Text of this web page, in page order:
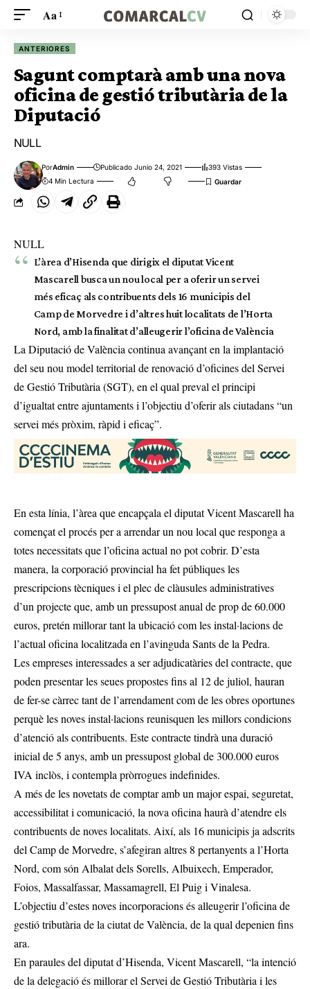
Aa
ANTERIORES
Sagunt comptarà amb una nova
oficina de gestió tributària de la
Diputació
NULL
PorAdmin Publicado Junio 24, 2021
393 Vistas
4 Min Lectura
NULL
L’àrea d’Hisenda que dirigix el diputat Vicent
Mascarell busca un nou local per a oferir un servei
més eficaç als contribuents dels 16 municipis del
Camp de Morvedre i d’altres huit localitats de l’Horta
Nord, amb la finalitat d’alleugerir l’oficina de València
La Diputació de València continua avançant en la implantació
del seu nou model territorial de renovació d’oficines del Servei
de Gestió Tributària (SGT), en el qual preval el principi
d’igualtat entre ajuntaments i l’objectiu d’oferir als ciutadans “un
servei més pròxim, ràpid i eficaç”.
En esta línia, l’àrea que encapçala el diputat Vicent Mascarell ha
començat el procés per a arrendar un nou local que responga a
totes necessitats que l’oficina actual no pot cobrir. D’esta
manera, la corporació provincial ha fet públiques les
prescripcions tècniques i el plec de clàusules administratives
d’un projecte que, amb un pressupost anual de prop de 60.000
euros, pretén millorar tant la ubicació com les instal·lacions de
l’actual oficina localitzada en l’avinguda Sants de la Pedra.
Les empreses interessades a ser adjudicatàries del contracte, que
poden presentar les seues propostes fins al 12 de juliol, hauran
de fer-se càrrec tant de l’arrendament com de les obres oportunes
perquè les noves instal·lacions reunisquen les millors condicions
d’atenció als contribuents. Este contracte tindrà una duració
inicial de 5 anys, amb un pressupost global de 300.000 euros
IVA inclòs, i contempla pròrrogues indefinides.
A més de les novetats de comptar amb un major espai, seguretat,
accessibilitat i comunicació, la nova oficina haurà d’atendre els
contribuents de noves localitats. Així, als 16 municipis ja adscrits
del Camp de Morvedre, s’afegiran altres 8 pertanyents a l’Horta
Nord, com són Albalat dels Sorells, Albuixech, Emperador,
Foios, Massalfassar, Massamagrell, El Puig i Vinalesa.
L’objectiu d’estes noves incorporacions és alleugerir l’oficina de
gestió tributària de la ciutat de València, de la qual depenien fins
ara.
En paraules del diputat d’Hisenda, Vicent Mascarell, “la intenció
de la delegació és millorar el Servei de Gestió Tributària i les